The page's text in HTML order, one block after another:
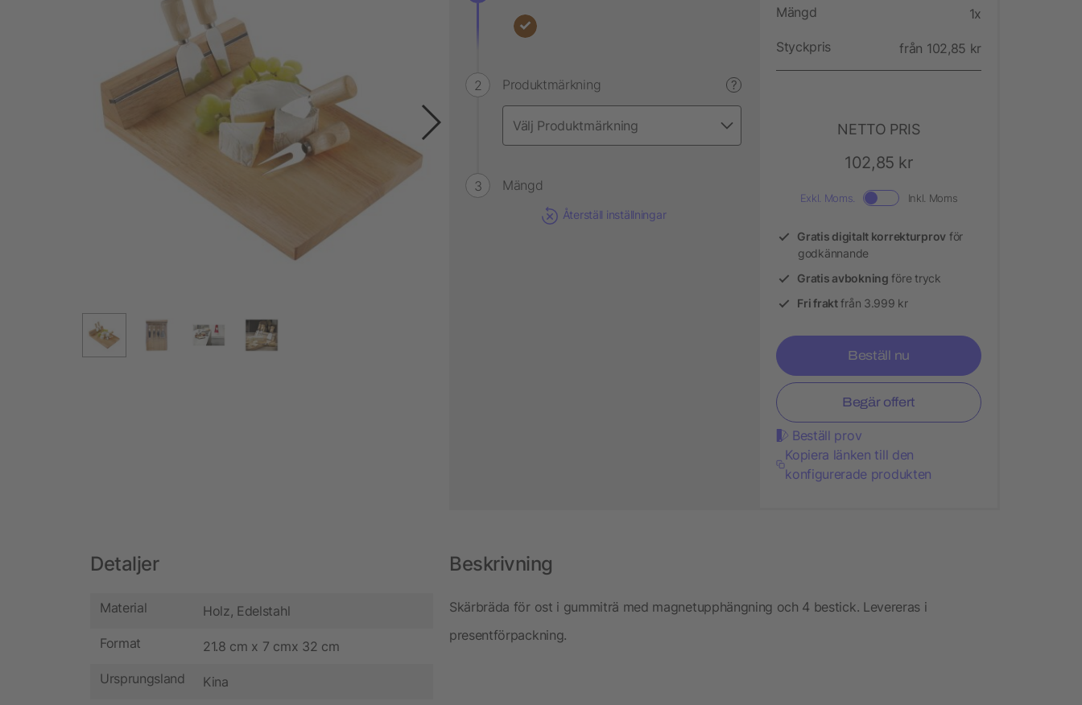
Produktmärkning ?
Mängd
Återställ inställningar
Mängd 1x
Styckpris från 102,85 kr
NETTO PRIS
102,85 kr
Exkl. Moms. Inkl. Moms
Gratis digitalt korrekturprov för
godkännande
Gratis avbokning före tryck
Fri fraktfrån 3.999 kr
Beställ nu
Begär offert
Beställ prov
Kopiera länken till den
konfigurerade produkten
Detaljer
Material Holz, Edelstahl
Format 21.8 cm x 7 cmx 32 cm
Ursprungsland Kina
Beskrivning
Skärbräda för ost i gummiträ med magnetupphängning och 4 bestick. Levereras i
presentförpackning.